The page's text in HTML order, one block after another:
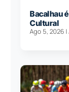
Bacalhau
Cultural
Ago 5, 2026 |